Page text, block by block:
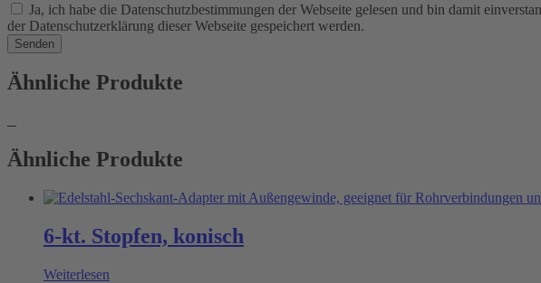
Ja, ich habe die Datenschutzbestimmungen der Webseite gelesen und bin damit
der Datenschutzerklärung dieser Webseite gespeichert werden.
Senden
Ähnliche Produkte
Ähnliche Produkte
6-kt. Stopfen, konisch
Weiterlesen